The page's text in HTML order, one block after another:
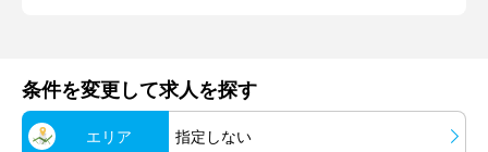
条件を変更して求人を探す
エリア 指定しない